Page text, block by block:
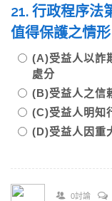
21. 行政程序法
值得保護之情
(A)受益人以詐
處分
(B)受益人之信
(C)受益人明知
(D)受益人因重
0討論